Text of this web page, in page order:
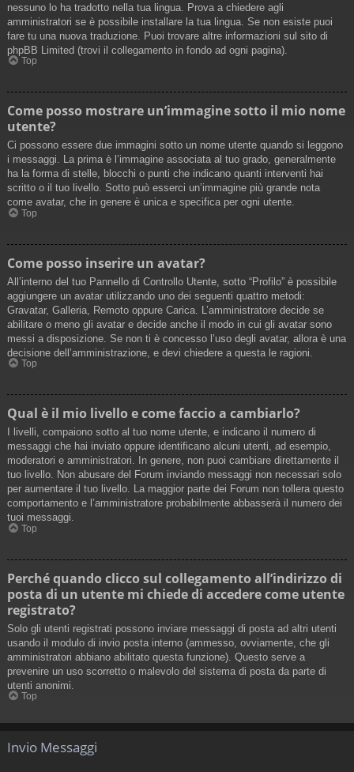
nessuno lo ha tradotto nella tua lingua. Prova a chiedere agli
amministratori se è possibile installare la tua lingua. Se non esiste puoi
fare tu una nuova traduzione. Puoi trovare altre informazioni sul sito di
phpBB Limited (trovi il collegamento in fondo ad ogni pagina).
Top
Come posso mostrare un’immagine sotto il mio nome
utente?
Ci possono essere due immagini sotto un nome utente quando si leggono
i messaggi. La prima è l’immagine associata al tuo grado, generalmente
ha la forma di stelle, blocchi o punti che indicano quanti interventi hai
scritto o il tuo livello. Sotto può esserci un’immagine più grande nota
come avatar, che in genere è unica e specifica per ogni utente.
Top
Come posso inserire un avatar?
All’interno del tuo Pannello di Controllo Utente, sotto “Profilo” è possibile
aggiungere un avatar utilizzando uno dei seguenti quattro metodi:
Gravatar, Galleria, Remoto oppure Carica. L’amministratore decide se
abilitare o meno gli avatar e decide anche il modo in cui gli avatar sono
messi a disposizione. Se non ti è concesso l’uso degli avatar, allora è una
decisione dell’amministrazione, e devi chiedere a questa le ragioni.
Top
Qual è il mio livello e come faccio a cambiarlo?
I livelli, compaiono sotto al tuo nome utente, e indicano il numero di
messaggi che hai inviato oppure identificano alcuni utenti, ad esempio,
moderatori e amministratori. In genere, non puoi cambiare direttamente il
tuo livello. Non abusare del Forum inviando messaggi non necessari solo
per aumentare il tuo livello. La maggior parte dei Forum non tollera questo
comportamento e l’amministratore probabilmente abbasserà il numero dei
tuoi messaggi.
Top
Perché quando clicco sul collegamento all’indirizzo di
posta di un utente mi chiede di accedere come utente
registrato?
Solo gli utenti registrati possono inviare messaggi di posta ad altri utenti
usando il modulo di invio posta interno (ammesso, ovviamente, che gli
amministratori abbiano abilitato questa funzione). Questo serve a
prevenire un uso scorretto o malevolo del sistema di posta da parte di
utenti anonimi.
Top
Invio Messaggi